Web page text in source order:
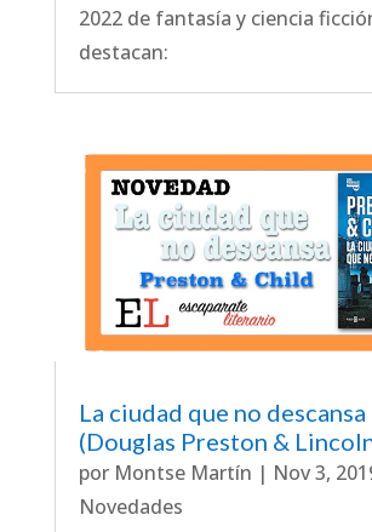
2022 de fantasía y ciencia
destacan:
La ciudad que no descansa
(Douglas Preston &
por Montse Martín | Nov 3,
Novedades